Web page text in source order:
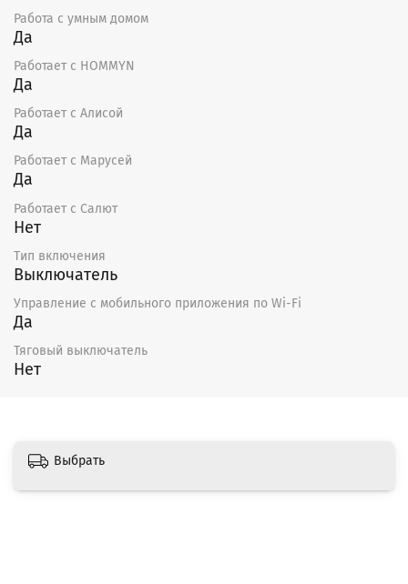
Работа с умным домом
Да
Работает с HOMMYN
Да
Работает с Алисой
Да
Работает с Марусей
Да
Работает с Салют
Нет
Тип включения
Выключатель
Управление c мобильного приложения по Wi-Fi
Да
Тяговый выключатель
Нет
Выбрать